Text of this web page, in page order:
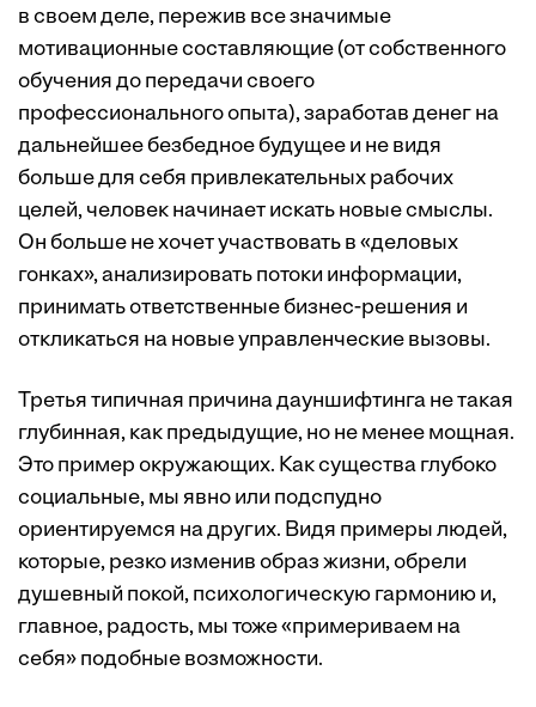
в своем деле, пережив все значимые
мотивационные составляющие (от собственного
обучения до передачи своего
профессионального опыта), заработав денег на
дальнейшее безбедное будущее и не видя
больше для себя привлекательных рабочих
целей, человек начинает искать новые смыслы.
Он больше не хочет участвовать в «деловых
гонках», анализировать потоки информации,
принимать ответственные бизнес-решения и
откликаться на новые управленческие вызовы.
Третья типичная причина дауншифтинга не такая
глубинная, как предыдущие, но не менее мощная.
Это пример окружающих. Как существа глубоко
социальные, мы явно или подспудно
ориентируемся на других. Видя примеры людей,
которые, резко изменив образ жизни, обрели
душевный покой, психологическую гармонию и,
главное, радость, мы тоже «примериваем на
себя» подобные возможности.